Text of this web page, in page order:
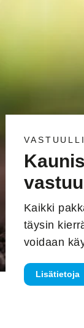
Kaikki
täysin
voidaan
Lisätietoja